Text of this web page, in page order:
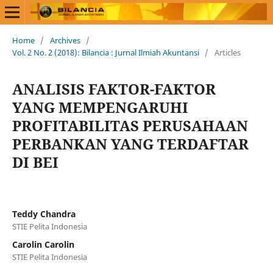
Home / Archives /
Vol. 2 No. 2 (2018): Bilancia : Jurnal Ilmiah Akuntansi / Articles
ANALISIS FAKTOR-FAKTOR
YANG MEMPENGARUHI
PROFITABILITAS PERUSAHAAN
PERBANKAN YANG TERDAFTAR
DI BEI
Teddy Chandra
STIE Pelita Indonesia
Carolin Carolin
STIE Pelita Indonesia